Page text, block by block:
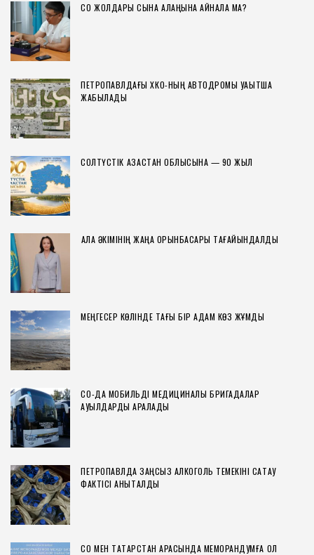
СҚО ЖОЛДАРЫ СЫНАҚ АЛАҢЫНА АЙНАЛА МА?
ПЕТРОПАВЛДАҒЫ ХҚКО-НЫҢ АВТОДРОМЫ УАҚЫТША
ЖАБЫЛАДЫ
СОЛТҮСТІК ҚАЗАҚСТАН ОБЛЫСЫНА — 90 ЖЫЛ
ҚАЛА ӘКІМІНІҢ ЖАҢА ОРЫНБАСАРЫ ТАҒАЙЫНДАЛДЫ
МЕҢГЕСЕР КӨЛІНДЕ ТАҒЫ БІР АДАМ КӨЗ ЖҰМДЫ
СҚО-ДА МОБИЛЬДІ МЕДИЦИНАЛЫҚ БРИГАДАЛАР
АУЫЛДАРДЫ АРАЛАДЫ
ПЕТРОПАВЛДА ЗАҢСЫЗ АЛКОГОЛЬ ТЕМЕКІНІ САҚТАУ
ФАКТІСІ АНЫҚТАЛДЫ
СҚО МЕН ТАТАРСТАН АРАСЫНДА МЕМОРАНДУМҒА ҚОЛ